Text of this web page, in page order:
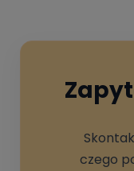
czego